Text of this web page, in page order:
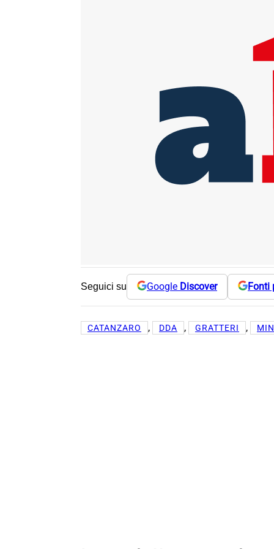
Seguici su Google Discover Fonti
CATANZARO , DDA , GRATTERI ,